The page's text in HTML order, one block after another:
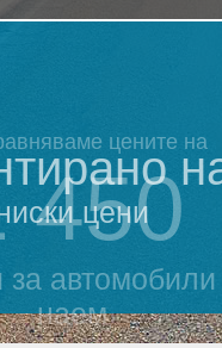
цените на
450
за
наем
цени